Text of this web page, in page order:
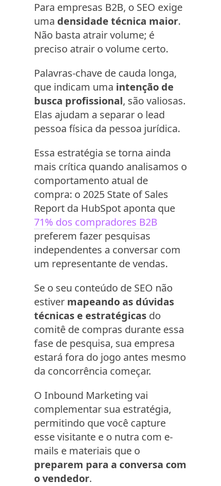
Para empresas B2B, o SEO exige
uma densidade técnica maior.
Não basta atrair volume; é
preciso atrair o volume certo.
Palavras-chave de cauda longa,
que indicam uma intenção de
busca profissional, são valiosas.
Elas ajudam a separar o lead
pessoa física da pessoa jurídica.
Essa estratégia se torna ainda
mais crítica quando analisamos o
comportamento atual de
compra: o 2025 State of Sales
Report da HubSpot aponta que
71% dos compradores B2B
preferem fazer pesquisas
independentes a conversar com
um representante de vendas.
Se o seu conteúdo de SEO não
estiver mapeando as dúvidas
técnicas e estratégicas do
comitê de compras durante essa
fase de pesquisa, sua empresa
estará fora do jogo antes mesmo
da concorrência começar.
O Inbound Marketing vai
complementar sua estratégia,
permitindo que você capture
esse visitante e o nutra com e-
mails e materiais que o
preparem para a conversa com
o vendedor.